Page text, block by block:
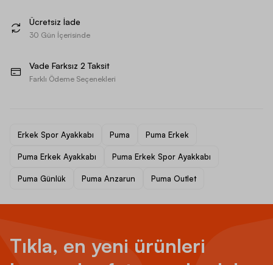
Ücretsiz İade
30 Gün İçerisinde
Vade Farksız 2 Taksit
Farklı Ödeme Seçenekleri
Erkek Spor Ayakkabı Puma Puma Erkek
Puma Erkek Ayakkabı Puma Erkek Spor Ayakkabı
Puma Günlük Puma Anzarun Puma Outlet
Tıkla, en yeni ürünleri